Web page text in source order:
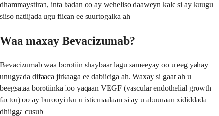
dhammaystiran, inta badan oo ay weheliso daaweyn kale si ay kuugu
siiso natiijada ugu fiican ee suurtogalka ah.
Waa maxay Bevacizumab?
Bevacizumab waa borotiin shaybaar lagu sameeyay oo u eeg yahay
unugyada difaaca jirkaaga ee dabiiciga ah. Waxay si gaar ah u
beegsataa borotiinka loo yaqaan VEGF (vascular endothelial growth
factor) oo ay burooyinku u isticmaalaan si ay u abuuraan xididdada
dhiigga cusub.